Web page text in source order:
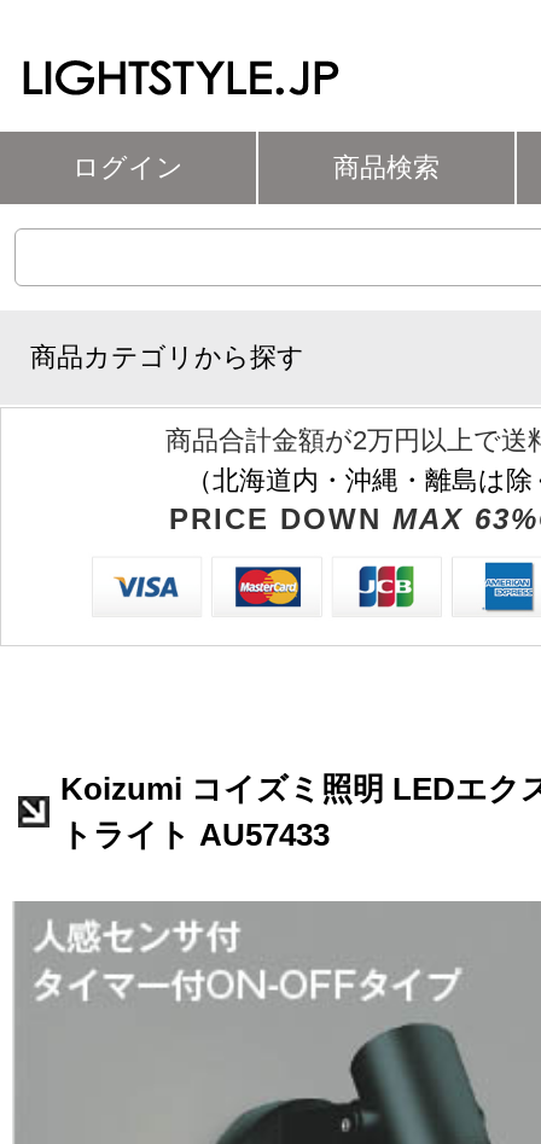
ログイン 商品検索
商品カテゴリから探す
商品合計金額が2万円以上で送
（北海道内・沖縄・離島は
PRICE DOWN MAX
Koizumi コイズミ照明 LEDエク
トライト AU57433